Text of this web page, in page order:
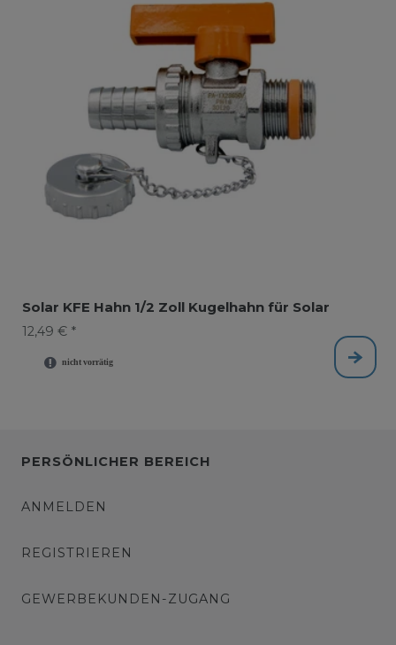
Solar KFE Hahn 1/2 Zoll Kugelhahn für Solar
12,49 € *
PERSÖNLICHER BEREICH
ANMELDEN
REGISTRIEREN
GEWERBEKUNDEN-ZUGANG